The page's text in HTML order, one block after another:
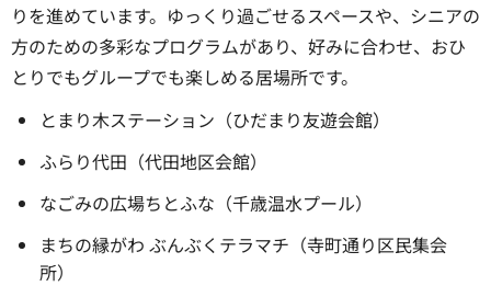
りを進めています。ゆっくり過ごせるスペースや、シニアの
方のための多彩なプログラムがあり、好みに合わせ、おひ
とりでもグループでも楽しめる居場所です。
とまり木ステーション（ひだまり友遊会館）
ふらり代田（代田地区会館）
なごみの広場ちとふな（千歳温水プール）
まちの縁がわ ぶんぶくテラマチ（寺町通り区民集会
所）